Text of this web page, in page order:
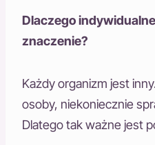
Dlaczego
znaczenie?
Każdy organizm jest
osoby, niekoniecznie
Dlatego tak ważne jest